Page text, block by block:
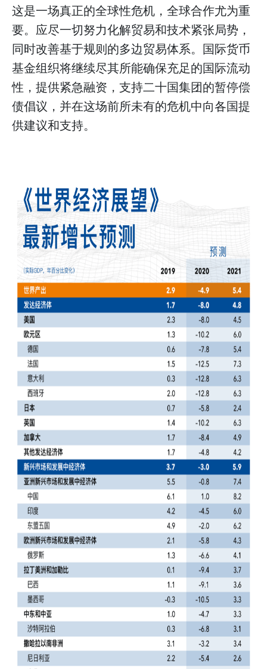
这是一场真正的全球性危机，全球合作尤为重
要。应尽一切努力化解贸易和技术紧张局势，
同时改善基于规则的多边贸易体系。国际货币
基金组织将继续尽其所能确保充足的国际流动
性，提供紧急融资，支持二十国集团的暂停偿
债倡议，并在这场前所未有的危机中向各国提
供建议和支持。